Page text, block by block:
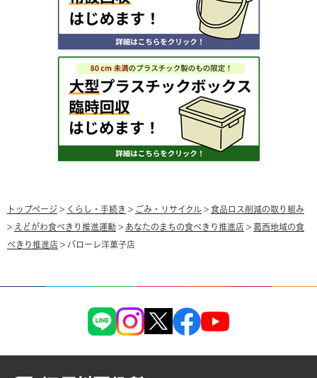
トップページ > くらし・手続き > ごみ・リサイクル > 食品ロス削減の取り組み
> えどがわ食べきり推進運動 > あなたのまちの食べきり推進店 > 葛西地域の食
べきり推進店 > パローレ洋菓子店